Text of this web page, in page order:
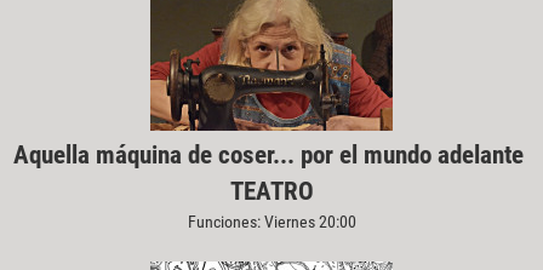
Aquella máquina de coser... por el mundo adelante
TEATRO
Funciones: Viernes 20:00